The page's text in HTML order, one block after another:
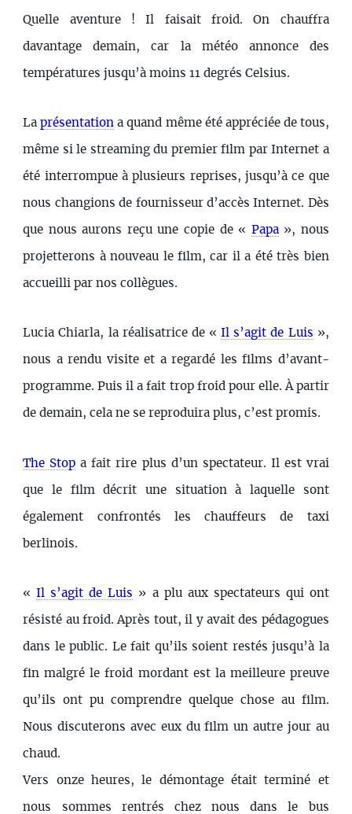
Quelle aventure ! Il faisait froid. On chauffra
davantage demain, car la météo annonce des
températures jusqu’à moins 11 degrés Celsius.
Laprésentation a quand même été appréciée de tous,
même si le streaming du premier film par Internet a
été interrompue à plusieurs reprises, jusqu’à ce que
nous changions de fournisseur d’accès Internet. Dès
que nous aurons reçu une copie de « Papa», nous
projetterons à nouveau le film, car il a été très bien
accueilli par nos collègues.
Lucia Chiarla, la réalisatrice de «Il s’agit de Luis »,
nous a rendu visite et a regardé les films d’avant-
programme. Puis il a fait trop froid pour elle. À partir
de demain, cela ne se reproduira plus, c’est promis.
The Stop a fait rire plus d’un spectateur. Il est vrai
que le film décrit une situation à laquelle sont
également confrontés les chauffeurs de taxi
berlinois.
« Il s’agit de Luis » a plu aux spectateurs qui ont
résisté au froid. Après tout, il y avait des pédagogues
dans le public. Le fait qu’ils soient restés jusqu’à la
fin malgré le froid mordant est la meilleure preuve
qu’ils ont pu comprendre quelque chose au film.
Nous discuterons avec eux du film un autre jour au
chaud.
Vers onze heures, le démontage était terminé et
nous sommes rentrés chez nous dans le bus